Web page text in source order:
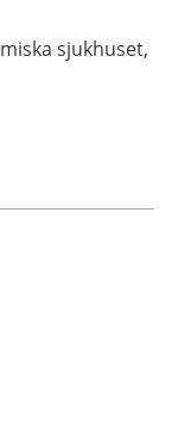
sjukhuset,